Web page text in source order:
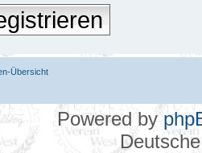
Übersicht
Powered by